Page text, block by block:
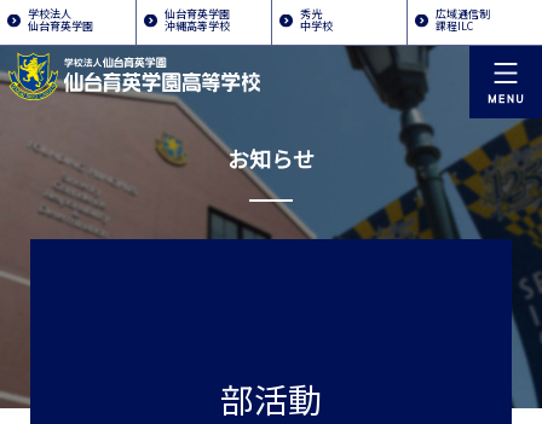
学校法人
仙台育英学園
仙台育英学園
沖縄高等学校
秀光
中学校
広域通信制
課程ILC
お知らせ
部活動